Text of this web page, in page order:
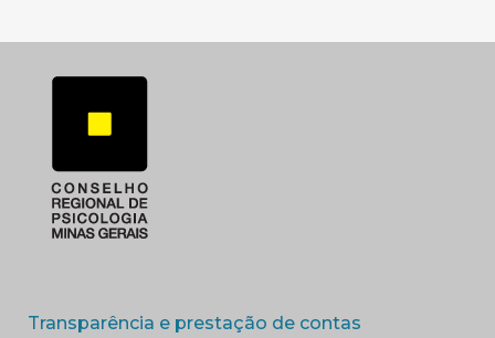
Transparência e prestação de contas